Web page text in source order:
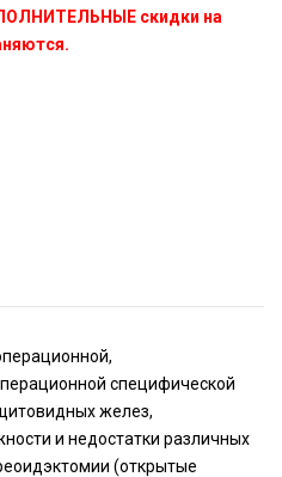
скидки на
специфической
желез,
и недостатки различных
(открытые